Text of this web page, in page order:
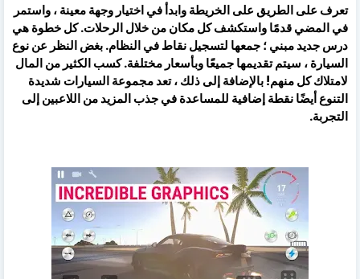
تعرف على الطريق على الخريطة وابدأ في اختيار وجهة معينة ، واستمر
في المضي قدمًا واستكشف كل مكان من خلال الرحلات. كل خطوة هي
درس جديد مبني ؛ جمعها لتسجيل نقاط في النظام. بغض النظر عن نوع
السيارة ، سيتم تقديمها جميعًا وبأسعار مختلفة. كسب الكثير من المال
لامتلاك كل منهم! بالإضافة إلى ذلك ، تعد مجموعة السيارات شديدة
التنوع أيضًا نقطة إضافية للمساعدة في جذب المزيد من اللاعبين إلى
التجربة.